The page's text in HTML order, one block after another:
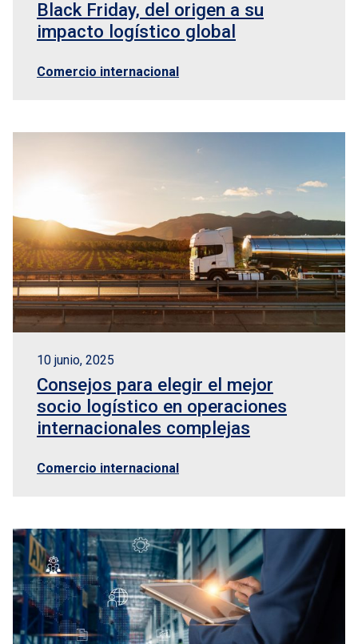
Black Friday, del origen a su
impacto logístico global
Comercio internacional
10 junio, 2025
Consejos para elegir el mejor
socio logístico en operaciones
internacionales complejas
Comercio internacional